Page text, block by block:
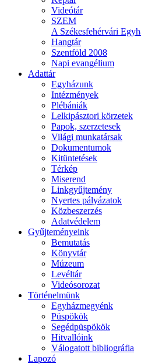
Videótár
SZEM
A Székesfehérvári
Hangtár
Szentföld 2008
Napi evangélium
Adattár
Egyházunk
Intézmények
Plébániák
Lelkipásztori körzetek
Papok, szerzetesek
Világi munkatársak
Dokumentumok
Kitüntetések
Térkép
Miserend
Linkgyűjtemény
Nyertes pályázatok
Közbeszerzés
Adatvédelem
Gyűjteményeink
Bemutatás
Könyvtár
Múzeum
Levéltár
Videósorozat
Történelmünk
Egyházmegyénk
Püspökök
Segédpüspökök
Hitvallóink
Válogatott bibliográfia
Lapozó